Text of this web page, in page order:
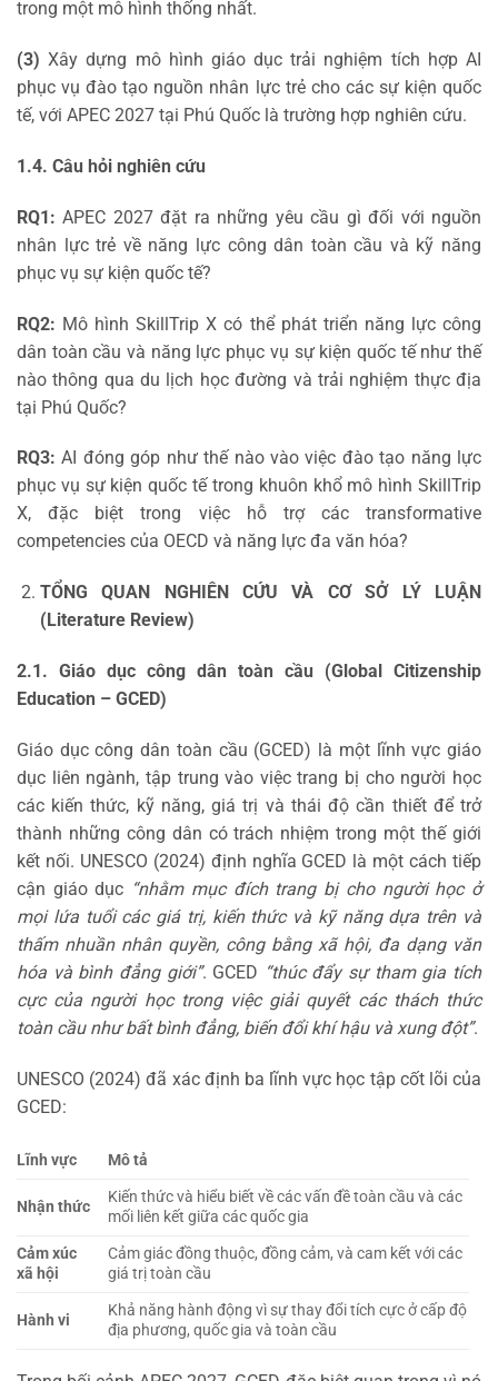
trong một mô hình thống nhất.
(3) Xây dựng mô hình giáo dục trải nghiệm tích hợp AI
phục vụ đào tạo nguồn nhân lực trẻ cho các sự kiện quốc
tế, với APEC 2027 tại Phú Quốc là trường hợp nghiên cứu.
1.4. Câu hỏi nghiên cứu
RQ1: APEC 2027 đặt ra những yêu cầu gì đối với nguồn
nhân lực trẻ về năng lực công dân toàn cầu và kỹ năng
phục vụ sự kiện quốc tế?
RQ2: Mô hình SkillTrip X có thể phát triển năng lực công
dân toàn cầu và năng lực phục vụ sự kiện quốc tế như thế
nào thông qua du lịch học đường và trải nghiệm thực địa
tại Phú Quốc?
RQ3: AI đóng góp như thế nào vào việc đào tạo năng lực
phục vụ sự kiện quốc tế trong khuôn khổ mô hình SkillTrip
X, đặc biệt trong việc hỗ trợ các transformative
competencies của OECD và năng lực đa văn hóa?
TỔNG QUAN NGHIÊN CỨU VÀ CƠ SỞ LÝ LUẬN
(Literature Review)
2.1. Giáo dục công dân toàn cầu (Global Citizenship
Education – GCED)
Giáo dục công dân toàn cầu (GCED) là một lĩnh vực giáo
dục liên ngành, tập trung vào việc trang bị cho người học
các kiến thức, kỹ năng, giá trị và thái độ cần thiết để trở
thành những công dân có trách nhiệm trong một thế giới
kết nối. UNESCO (2024) định nghĩa GCED là một cách tiếp
cận giáo dục “nhằm mục đích trang bị cho người học ở
mọi lứa tuổi các giá trị, kiến thức và kỹ năng dựa trên và
thấm nhuần nhân quyền, công bằng xã hội, đa dạng văn
hóa và bình đẳng giới”. GCED “thúc đẩy sự tham gia tích
cực của người học trong việc giải quyết các thách thức
toàn cầu như bất bình đẳng, biến đổi khí hậu và xung đột”.
UNESCO (2024) đã xác định ba lĩnh vực học tập cốt lõi của
GCED:
Lĩnh vực Mô tả
Nhận thức
Kiến thức và hiểu biết về các vấn đề toàn cầu và các
mối liên kết giữa các quốc gia
Cảm xúc
xã hội
Cảm giác đồng thuộc, đồng cảm, và cam kết với các
giá trị toàn cầu
Hành vi
Khả năng hành động vì sự thay đổi tích cực ở cấp độ
địa phương, quốc gia và toàn cầu